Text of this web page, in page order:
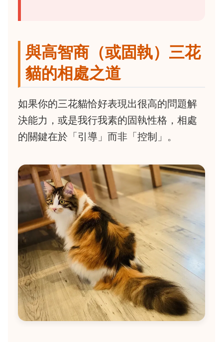
與高智商（或固執）三花
貓的相處之道
如果你的三花貓恰好表現出很高的問題解
決能力，或是我行我素的固執性格，相處
的關鍵在於「引導」而非「控制」。